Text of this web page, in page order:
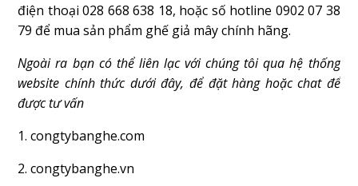
điện thoại 028 668 638 18, hoặc số hotline 0902 07 38
79 để mua sản phẩm ghế giả mây chính hãng.
Ngoài ra bạn có thể liên lạc với chúng tôi qua hệ thống
website chính thức dưới đây, để đặt hàng hoặc chat để
được tư vấn
1. congtybanghe.com
2. congtybanghe.vn